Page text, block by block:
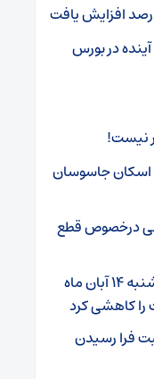
در بورس
نیست!
اسکان جاسوسان
درخصوص قطع
قیمت جهانی نفت امروز چهارشنبه ۱۴ آبان ماه
فرا رسیدن